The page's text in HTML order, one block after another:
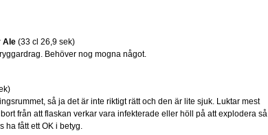
Ale (33 cl 26,9 sek)
Behöver nog mogna något.
så ja det är inte riktigt rätt och den är lite sjuk. Luktar mest
från att flaskan verkar vara infekterade eller höll på att explodera så
ha fått ett OK i betyg.